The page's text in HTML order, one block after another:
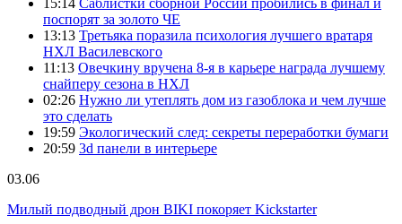
поспорят за золото ЧЕ
13:13 Третьяка поразила психология лучшего вратаря
НХЛ Василевского
11:13 Овечкину вручена 8-я в карьере награда лучшему
снайперу сезона в НХЛ
02:26 Нужно ли утеплять дом из газоблока и чем лучше
это сделать
19:59 Экологический след: секреты переработки бумаги
20:59 3d панели в интерьере
03.06
Милый подводный дрон BIKI покоряет Kickstarter